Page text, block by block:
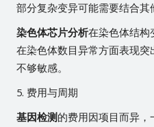
部分复杂变异可能需要结合其
染色体芯片分析在染色体结构
在染色体数目异常方面表现
不够敏感。
5. 费用与周期
基因检测的费用因项目而异